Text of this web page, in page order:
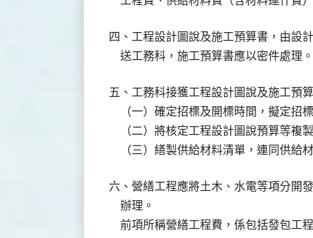
四、工程設計圖說及施工預算書，由設
五、工務科接獲工程設計圖說及施工預
（一）確定招標及開標時間，擬定招
（二）將核定工程設計圖說預算等複
六、營繕工程應將土木、水電等項分開
    辦理。